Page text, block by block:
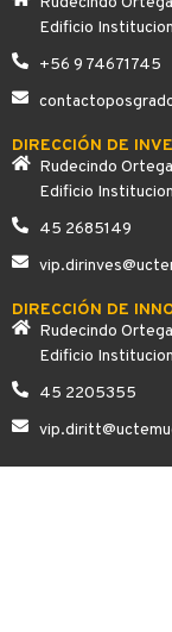
Edificio
+56 9 74671745
DIRECCIÓN DE
Rudecindo
Edificio
45 2685149
DIRECCIÓN DE
Rudecindo
Edificio
45 2205355